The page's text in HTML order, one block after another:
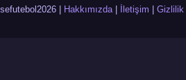
| Hakkımızda| İletişim | Gizlilik